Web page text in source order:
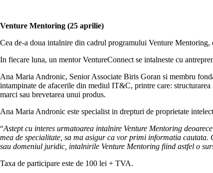
Venture Mentoring (25 aprilie)
Cea de-a doua intalnire din cadrul programului Venture
In fiecare luna, un mentor VentureConnect se intalneste cu
Ana Maria Andronic, Senior Associate Biris Goran si membru
intampinate de afacerile din mediul IT&C, printre care:
marci sau brevetarea unui produs.
Ana Maria Andronic este specialist in drepturi de proprietate
“Astept cu interes urmatoarea intalnire Venture Mentoring
mea de specialitate, sa ma asigur ca vor primi informatia cautata.
sau domeniul juridic, intalnirile Venture Mentoring fiind astfel o
Taxa de participare este de 100 lei + TVA.